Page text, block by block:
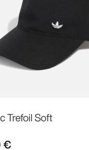
Trefoil Soft
€